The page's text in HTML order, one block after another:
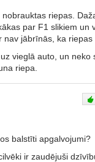
riepas.
par F1 slikiem un
jābrīnās, ka riepas
vieglā auto, un neko
riepa.
balstīti apgalvojumi?
ir zaudējuši